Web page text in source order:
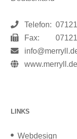
Telefon:
Fax:
www.merryll.de
LINKS
Webdesign